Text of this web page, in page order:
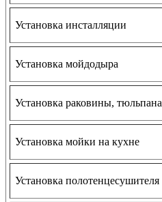
Установка инсталляции
Установка мойдодыра
Установка раковины, тюльпана
Установка мойки на кухне
Установка полотенцесушителя